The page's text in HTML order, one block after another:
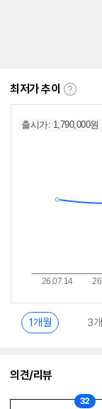
최저가 추이
최
가
1개월 3
의견/리뷰
32